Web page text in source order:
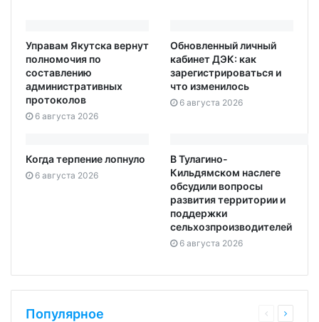
Управам Якутска вернут
полномочия по
составлению
административных
протоколов
6 августа 2026
Обновленный личный
кабинет ДЭК: как
зарегистрироваться и
что изменилось
6 августа 2026
Когда терпение лопнуло
6 августа 2026
В Тулагино-
Кильдямском наслеге
обсудили вопросы
развития территории и
поддержки
сельхозпроизводителей
6 августа 2026
Популярное